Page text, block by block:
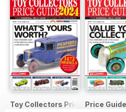
Toy Collectors Price Guide 2024
Price